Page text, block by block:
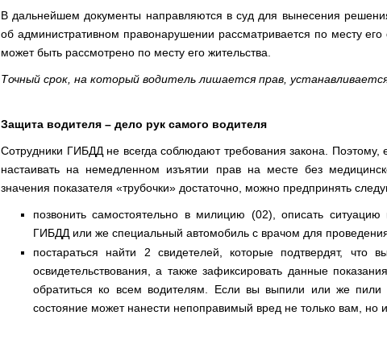
В дальнейшем документы направляются в суд для вынесения
об административном правонарушении рассматривается по месту
может быть рассмотрено по месту его жительства.
Точный срок, на который водитель лишается прав,
Защита водителя – дело рук самого водителя
Сотрудники ГИБДД не всегда соблюдают требования закона.
настаивать на немедленном изъятии прав на месте без
значения показателя «трубочки» достаточно, можно предпринять
позвонить самостоятельно в милицию (02), описать ситуацию
ГИБДД или же специальный автомобиль с врачом для
постараться найти 2 свидетелей, которые подтвердят, что
освидетельствования, а также зафиксировать данные
обратиться ко всем водителям. Если вы выпили или же
состояние может нанести непоправимый вред не только вам,